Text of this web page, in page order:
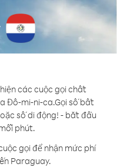
các cuộc gọi chất
Đô-mi-ni-ca.Gọi số bất
số di động! - bắt đầu
phút.
gọi để nhận mức phí
Paraguay.